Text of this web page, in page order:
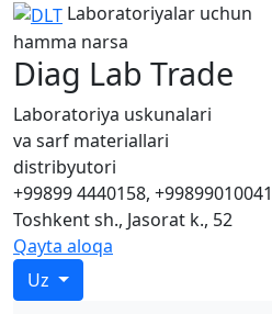
Laboratoriyalar uchun
hamma narsa
Diag Lab Trade
Laboratoriya uskunalari
va sarf materiallari
distribyutori
+99899 4440158,
Toshkent sh., Jasorat k., 52
Qayta aloqa
Uz